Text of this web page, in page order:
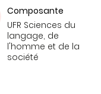
Composante
UFR Sciences du
langage, de
l'homme et de la
société